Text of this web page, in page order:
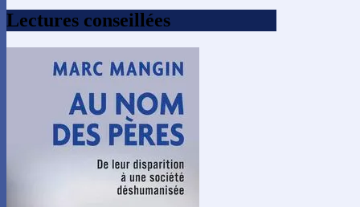
Lectures conseillées